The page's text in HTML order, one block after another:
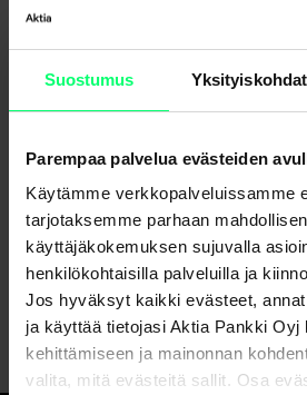
Suostumus Yksityiskohdat
Parempaa palvelua evästeiden
Käytämme verkkopalveluissamme
tarjotaksemme parhaan mahdollisen
käyttäjäkokemuksen sujuvalla
henkilökohtaisilla palveluilla ja
Jos hyväksyt kaikki evästeet,
ja käyttää tietojasi Aktia Pankki Oyj
kehittämiseen ja mainonnan
valita, mitä evästeitä sallit. Osa
Jaa